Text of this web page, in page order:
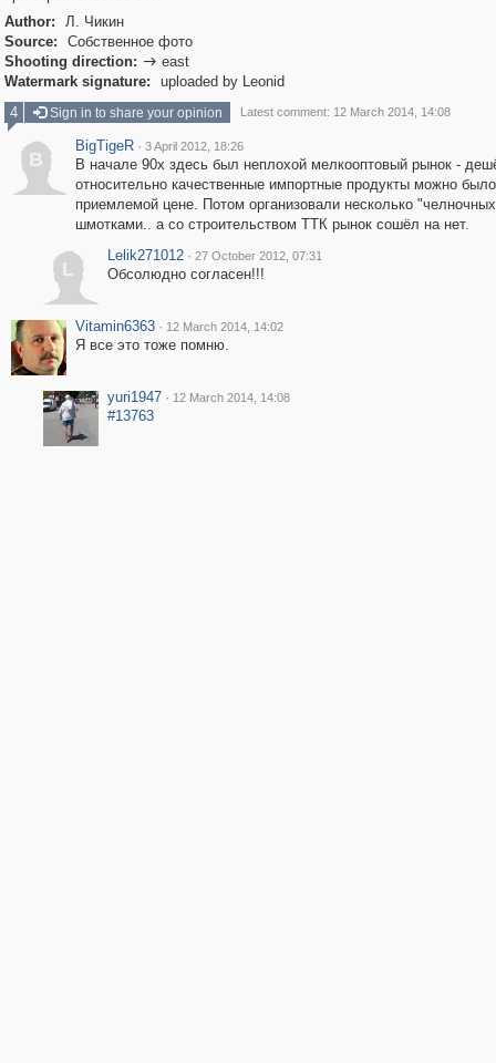
Author:
Л. Чикин
Source:
Собственное фото
Shooting direction:  east
Watermark signature:
uploaded by Leonid
4
Sign in to share your opinion Latest comment: 12 March 2014, 14:08
B
BigTigeR · 3 April 2012, 18:26
В начале 90х здесь был неплохой мелкооптовый рынок -
относительно качественные импортные продукты можно
приемлемой цене. Потом организовали несколько
шмотками.. а со строительством ТТК рынок сошёл на нет.
L
Lelik271012 · 27 October 2012, 07:31
Обсолюдно согласен!!!
Vitamin6363 · 12 March 2014, 14:02
Я все это тоже помню.
yuri1947 · 12 March 2014, 14:08
#13763